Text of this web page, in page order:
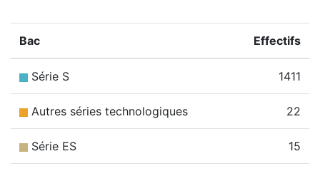
Bac Effectifs
Série S 1411
Autres séries technologiques 22
Série ES 15